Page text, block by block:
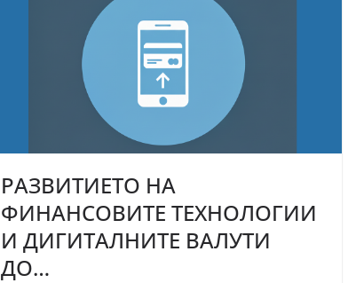
РАЗВИТИЕТО НА
ФИНАНСОВИТЕ ТЕХНОЛОГИИ
И ДИГИТАЛНИТЕ ВАЛУТИ
ДО…